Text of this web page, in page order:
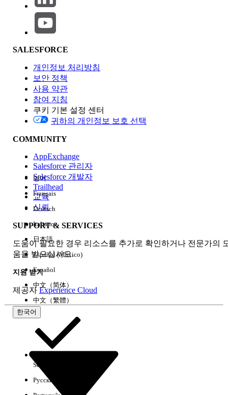
기능 영향
Edition
경험
SALESFORCE
개인정보 처리방침
보안 정책
사용 약관
참여 지침
쿠키 기본 설정 센터
귀하의 개인정보 보호 선택
COMMUNITY
AppExchange
Salesforce 관리자
Salesforce 개발자
Trailhead
교육
신뢰
SUPPORT & SERVICES
도움이 필요한 경우 리소스를 추가로 확인하거나 전문가의
움을 받으십시오.
지원 받기
제공자 Experience Cloud
한국어
영어
Français
Deutsch
Italiano
日本語
Español (México)
Español
中文（简体）
中文（繁體）
Select Org
Русский